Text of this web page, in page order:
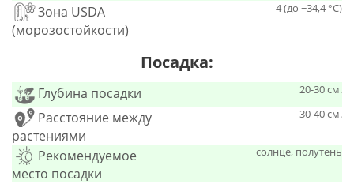
Зона USDA
(морозостойкости)
4 (до −34,4 °C)
Посадка:
Глубина посадки 20-30 см.
Расстояние между
растениями
30-40 см.
Рекомендуемое
место посадки
солнце, полутень